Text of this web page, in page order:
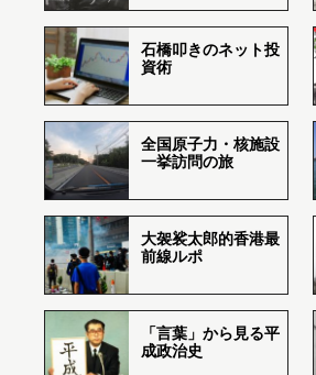
石橋叩きのネット投
資術
全国原子力・核施設
一挙訪問の旅
大袈裟太郎的香港最
前線ルポ
「言葉」から見る平
成政治史